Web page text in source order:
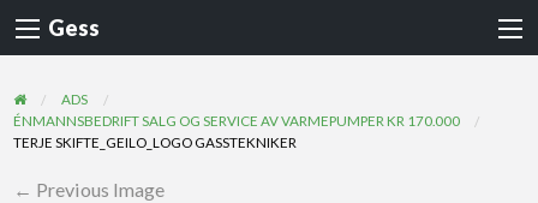
Gess
ADS
ÉNMANNSBEDRIFT SALG OG SERVICE AV VARMEPUMPER KR 170.000
TERJE SKIFTE_GEILO_LOGO GASSTEKNIKER
← Previous Image